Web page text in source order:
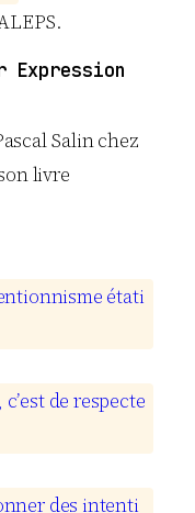
Expression
Salin chez
livre
ntionnisme étati
c’est de respecte
nner des intenti